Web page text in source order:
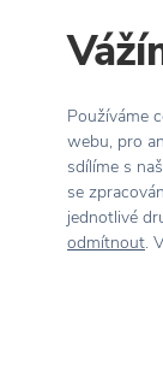
Používáme
webu, pro
sdílíme s
se
jednotlivé
odmítnout.